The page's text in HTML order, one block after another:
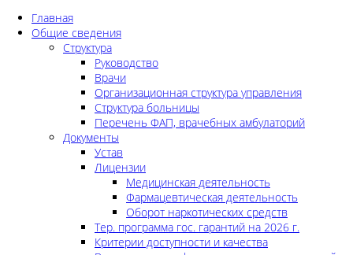
Главная
Общие сведения
Структура
Руководство
Врачи
Организационная структура управления
Структура больницы
Перечень ФАП, врачебных амбулаторий
Документы
Устав
Лицензии
Медицинская деятельность
Фармацевтическая деятельность
Оборот наркотических средств
Тер. программа гос. гарантий на 2026 г.
Критерии доступности и качества